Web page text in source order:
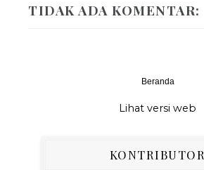
TIDAK ADA KOMENTAR:
Beranda
Lihat versi web
KONTRIBUTOR